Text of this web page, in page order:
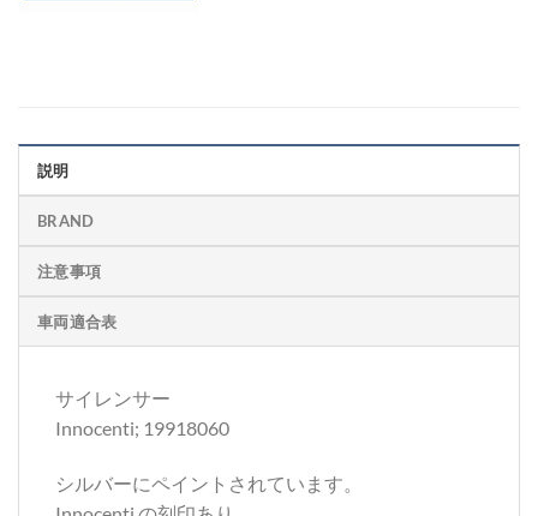
説明
BRAND
注意事項
車両適合表
サイレンサー
Innocenti; 19918060
シルバーにペイントされています。